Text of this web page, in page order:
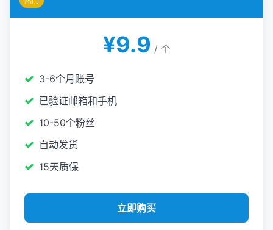
¥9.9 / 个
3-6个月账号
已验证邮箱和手机
10-50个粉丝
自动发货
15天质保
立即购买